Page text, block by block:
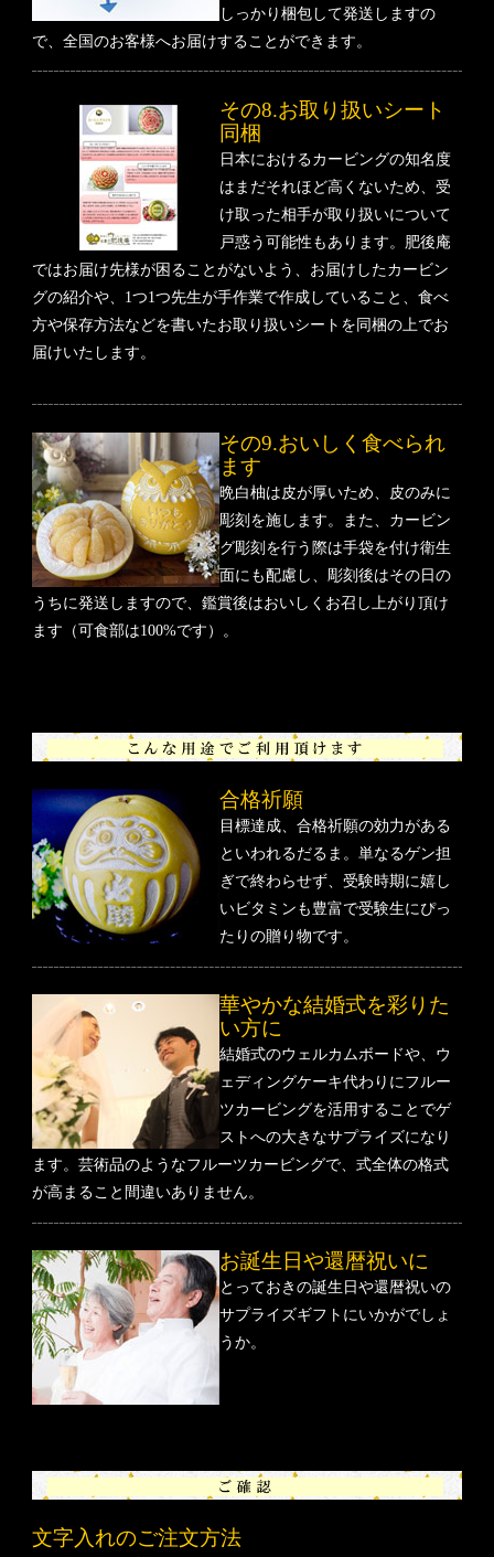
しっかり梱包して発送しますの
で、全国のお客様へお届けすることができます。
その8.お取り扱いシート
同梱
日本におけるカービングの知名度
はまだそれほど高くないため、受
け取った相手が取り扱いについて
戸惑う可能性もあります。肥後庵
ではお届け先様が困ることがないよう、お届けしたカービン
グの紹介や、1つ1つ先生が手作業で作成していること、食べ
方や保存方法などを書いたお取り扱いシートを同梱の上でお
届けいたします。
その9.おいしく食べられ
ます
晩白柚は皮が厚いため、皮のみに
彫刻を施します。また、カービン
グ彫刻を行う際は手袋を付け衛生
面にも配慮し、彫刻後はその日の
うちに発送しますので、鑑賞後はおいしくお召し上がり頂け
ます（可食部は100%です）。
合格祈願
目標達成、合格祈願の効力がある
といわれるだるま。単なるゲン担
ぎで終わらせず、受験時期に嬉し
いビタミンも豊富で受験生にぴっ
たりの贈り物です。
華やかな結婚式を彩りた
い方に
結婚式のウェルカムボードや、ウ
ェディングケーキ代わりにフルー
ツカービングを活用することでゲ
ストへの大きなサプライズになり
ます。芸術品のようなフルーツカービングで、式全体の格式
が高まること間違いありません。
お誕生日や還暦祝いに
とっておきの誕生日や還暦祝いの
サプライズギフトにいかがでしょ
うか。
文字入れのご注文方法